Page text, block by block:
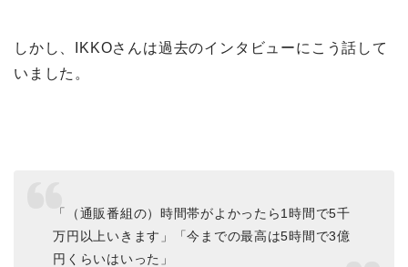
しかし、IKKOさんは過去のインタビューにこう話して
いました。
「（通販番組の）時間帯がよかったら1時間で5千
万円以上いきます」「今までの最高は5時間で3億
円くらいはいった」